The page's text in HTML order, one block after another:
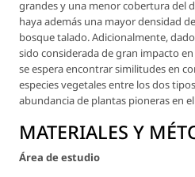
grandes y una menor cobertura del
haya además una mayor densidad
bosque talado. Adicionalmente,
sido considerada de gran impacto
se espera encontrar similitudes en
especies vegetales entre los dos
abundancia de plantas pioneras en
MATERIALES Y
Área de estudio